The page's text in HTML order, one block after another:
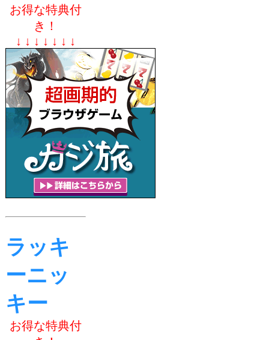
お得な特典付
き！
↓ ↓ ↓ ↓ ↓ ↓ ↓
ラッキ
ーニッ
キー
お得な特典付